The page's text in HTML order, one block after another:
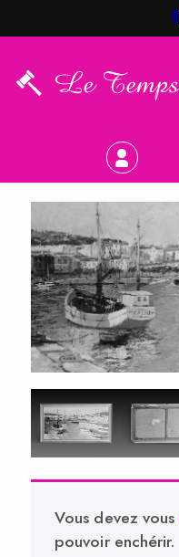
Vous devez vous
pouvoir enchérir.